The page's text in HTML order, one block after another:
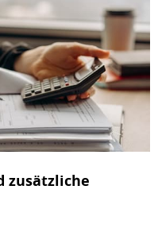
zusätzliche